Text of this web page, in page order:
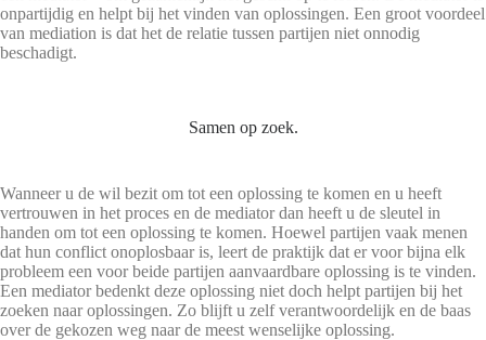
onpartijdig en helpt bij het vinden van oplossingen. Een groot voordeel
van mediation is dat het de relatie tussen partijen niet onnodig
beschadigt.
Samen op zoek.
Wanneer u de wil bezit om tot een oplossing te komen en u heeft
vertrouwen in het proces en de mediator dan heeft u de sleutel in
handen om tot een oplossing te komen. Hoewel partijen vaak menen
dat hun conflict onoplosbaar is, leert de praktijk dat er voor bijna elk
probleem een voor beide partijen aanvaardbare oplossing is te vinden.
Een mediator bedenkt deze oplossing niet doch helpt partijen bij het
zoeken naar oplossingen. Zo blijft u zelf verantwoordelijk en de baas
over de gekozen weg naar de meest wenselijke oplossing.